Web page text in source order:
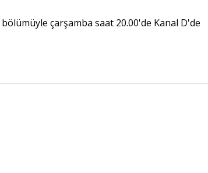
çarşamba saat 20.00'de Kanal D'de